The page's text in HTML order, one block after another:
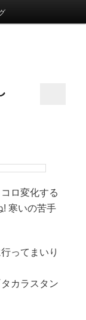
ロ変化する
! 寒いの苦手
ってまいり
カラスタン